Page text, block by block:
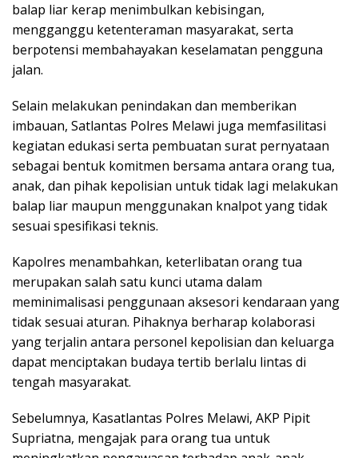
balap liar kerap menimbulkan kebisingan,
mengganggu ketenteraman masyarakat, serta
berpotensi membahayakan keselamatan pengguna
jalan.
Selain melakukan penindakan dan memberikan
imbauan, Satlantas Polres Melawi juga memfasilitasi
kegiatan edukasi serta pembuatan surat pernyataan
sebagai bentuk komitmen bersama antara orang tua,
anak, dan pihak kepolisian untuk tidak lagi melakukan
balap liar maupun menggunakan knalpot yang tidak
sesuai spesifikasi teknis.
Kapolres menambahkan, keterlibatan orang tua
merupakan salah satu kunci utama dalam
meminimalisasi penggunaan aksesori kendaraan yang
tidak sesuai aturan. Pihaknya berharap kolaborasi
yang terjalin antara personel kepolisian dan keluarga
dapat menciptakan budaya tertib berlalu lintas di
tengah masyarakat.
Sebelumnya, Kasatlantas Polres Melawi, AKP Pipit
Supriatna, mengajak para orang tua untuk